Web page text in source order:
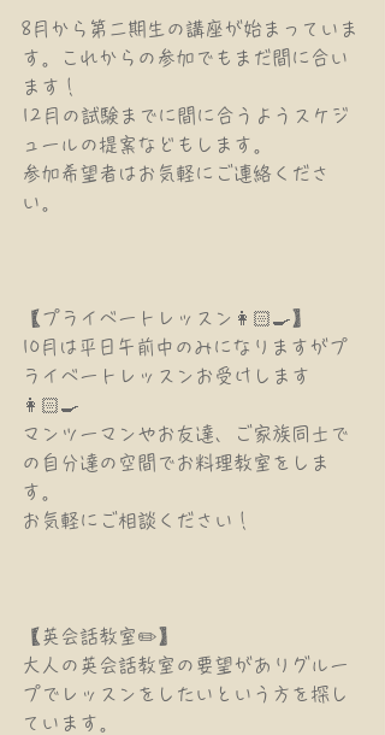
8月から第二期生の講座が始まっていま
す。これからの参加でもまだ間に合い
ます！
12月の試験までに間に合うようスケジ
ュールの提案などもします。
参加希望者はお気軽にご連絡くださ
い。
【プライベートレッスン👩🏻‍🍳】
10月は平日午前中のみになりますがプ
ライベートレッスンお受けします
👩🏻‍🍳
マンツーマンやお友達、ご家族同士で
の自分達の空間でお料理教室をしま
す。
お気軽にご相談ください！
【英会話教室✏️】
大人の英会話教室の要望がありグルー
プでレッスンをしたいという方を探し
ています。